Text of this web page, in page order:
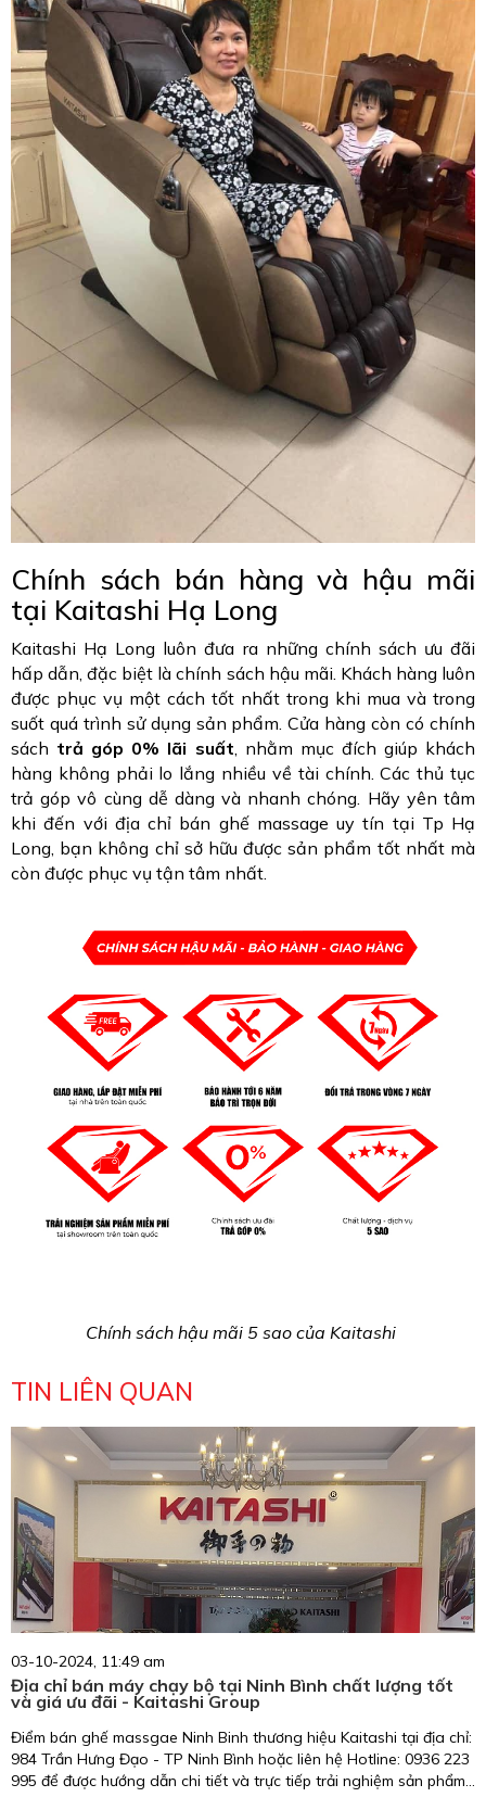
Chính sách bán hàng và hậu mãi
tại Kaitashi Hạ Long
Kaitashi Hạ Long luôn đưa ra những chính sách ưu đãi
hấp dẫn, đặc biệt là chính sách hậu mãi. Khách hàng luôn
được phục vụ một cách tốt nhất trong khi mua và trong
suốt quá trình sử dụng sản phẩm. Cửa hàng còn có chính
sách trả góp 0% lãi suất, nhằm mục đích giúp khách
hàng không phải lo lắng nhiều về tài chính. Các thủ tục
trả góp vô cùng dễ dàng và nhanh chóng. Hãy yên tâm
khi đến với địa chỉ bán ghế massage uy tín tại Tp Hạ
Long, bạn không chỉ sở hữu được sản phẩm tốt nhất mà
còn được phục vụ tận tâm nhất.
Chính sách hậu mãi 5 sao của Kaitashi
TIN LIÊN QUAN
03-10-2024, 11:49 am
Địa chỉ bán máy chạy bộ tại Ninh Bình chất lượng tốt
và giá ưu đãi - Kaitashi Group
Điểm bán ghế massgae Ninh Binh thương hiệu Kaitashi tại địa chỉ:
984 Trần Hưng Đạo - TP Ninh Bình hoặc liên hệ Hotline: 0936 223
995 để được hướng dẫn chi tiết và trực tiếp trải nghiệm sản phẩm